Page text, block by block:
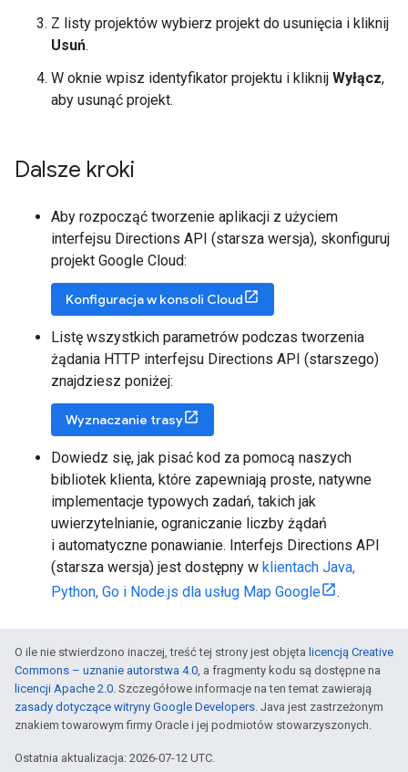
"points" :
},
"summary"
,
"warnings"
]
Z listy projektów wybierz projekt do usunięcia i kliknij
Usuń.
W oknie wpisz identyfikator projektu i kliknij Wyłącz,
aby usunąć projekt.
Dalsze kroki
Aby rozpocząć tworzenie aplikacji z użyciem
interfejsu Directions API (starsza wersja), skonfiguruj
projekt Google Cloud:
Konfiguracja w konsoli Cloud
Listę wszystkich parametrów podczas tworzenia
żądania HTTP interfejsu Directions API (starszego)
znajdziesz poniżej:
Wyznaczanie trasy
Dowiedz się, jak pisać kod za pomocą naszych
bibliotek klienta, które zapewniają proste, natywne
implementacje typowych zadań, takich jak
uwierzytelnianie, ograniczanie liczby żądań
i automatyczne ponawianie. Interfejs Directions API
(starsza wersja) jest dostępny w klientach Java,
Python, Go i Node.js dla usług Map Google
.
O ile nie stwierdzono inaczej, treść tej strony jest objęta licencją Creative
Commons – uznanie autorstwa 4.0, a fragmenty kodu są dostępne na
licencji Apache 2.0. Szczegółowe informacje na ten temat zawierają
zasady dotyczące witryny Google Developers. Java jest zastrzeżonym
znakiem towarowym firmy Oracle i jej podmiotów stowarzyszonych.
Ostatnia aktualizacja: 2026-07-12 UTC.